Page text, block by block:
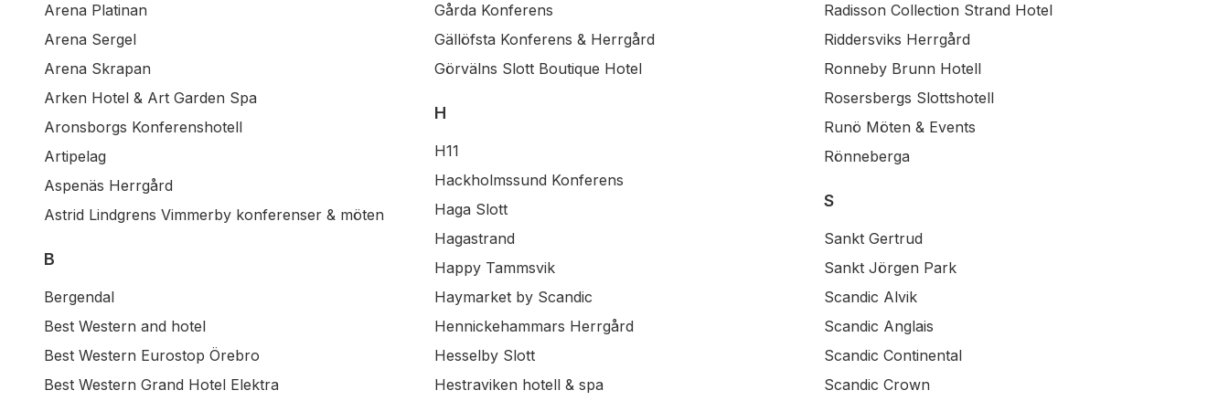
Arena Platinan
Arena Sergel
Arena Skrapan
Arken Hotel & Art Garden Spa
Aronsborgs Konferenshotell
Artipelag
Aspenäs Herrgård
Astrid Lindgrens Vimmerby konferenser & möten
B
Bergendal
Best Western and hotel
Best Western Eurostop Örebro
Best Western Grand Hotel Elektra
Gårda Konferens
Gällöfsta Konferens & Herrgård
Görvälns Slott Boutique Hotel
H
H11
Hackholmssund Konferens
Haga Slott
Hagastrand
Happy Tammsvik
Haymarket by Scandic
Hennickehammars Herrgård
Hesselby Slott
Hestraviken hotell & spa
Radisson Collection Strand Hotel
Riddersviks Herrgård
Ronneby Brunn Hotell
Rosersbergs Slottshotell
Runö Möten & Events
Rönneberga
S
Sankt Gertrud
Sankt Jörgen Park
Scandic Alvik
Scandic Anglais
Scandic Continental
Scandic Crown